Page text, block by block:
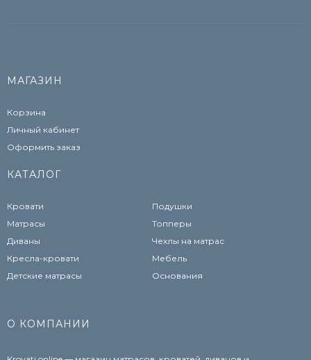
МАГАЗИН
Корзина
Личный кабинет
Оформить заказ
КАТАЛОГ
Кровати
Матрасы
Диваны
Кресла-кровати
Детские матрасы
Подушки
Топперы
Чехлы на матрас
Мебель
Основания
О КОМПАНИИ